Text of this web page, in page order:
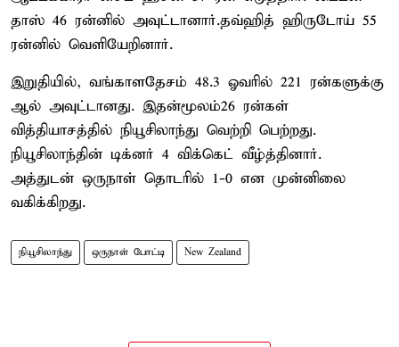
தாஸ் 46 ரன்னில் அவுட்டானார்.தவ்ஹித் ஹிருடோய் 55
ரன்னில் வெளியேறினார்.
இறுதியில், வங்காளதேசம் 48.3 ஓவரில் 221 ரன்களுக்கு
ஆல் அவுட்டானது. இதன்மூலம்26 ரன்கள்
வித்தியாசத்தில் நியூசிலாந்து வெற்றி பெற்றது.
நியூசிலாந்தின் டிக்னர் 4 விக்கெட் வீழ்த்தினார்.
அத்துடன் ஒருநாள் தொடரில் 1-0 என முன்னிலை
வகிக்கிறது.
நியூசிலாந்து ஒருநாள் போட்டி New Zealand